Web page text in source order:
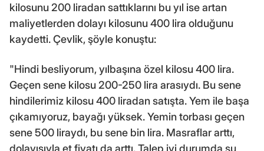
kilosunu 200 liradan sattıklarını bu yıl ise artan
maliyetlerden dolayı kilosunu 400 lira olduğunu
kaydetti. Çevlik, şöyle konuştu:
"Hindi besliyorum, yılbaşına özel kilosu 400 lira.
Geçen sene kilosu 200-250 lira arasıydı. Bu sene
hindilerimiz kilosu 400 liradan satışta. Yem ile başa
çıkamıyoruz, bayağı yüksek. Yemin torbası geçen
sene 500 liraydı, bu sene bin lira. Masraflar arttı,
dolayısıyla et fiyatı da arttı. Talep iyi durumda şu